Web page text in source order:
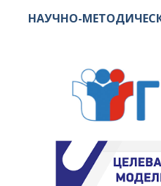
НАУЧНО-